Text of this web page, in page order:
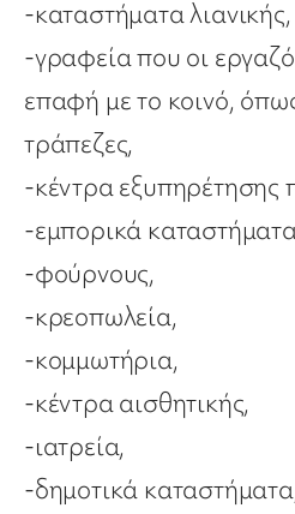
-καταστήματα λιανικής,
-γραφεία που οι
επαφή με το κοινό,
τράπεζες,
-κέντρα εξυπηρέτησης
-εμπορικά
-φούρνους,
-κρεοπωλεία,
-κομμωτήρια,
-κέντρα αισθητικής,
-ιατρεία,
-δημοτικά